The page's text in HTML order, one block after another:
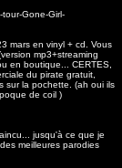
Gone-Girl-
mars en vinyl + cd. Vous
mp3+streaming
en boutique... CERTES,
du pirate gratuit,
sur la pochette. (ah oui ils
de coil )
jusqu'à ce que je
meilleures parodies